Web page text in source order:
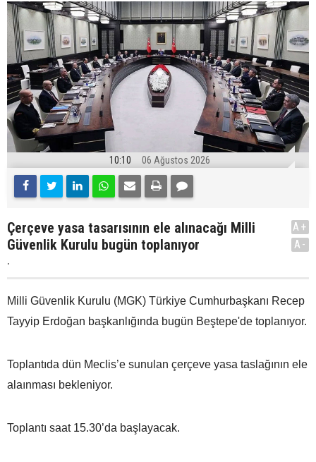
10:10 06 Ağustos 2026
Çerçeve yasa tasarısının ele alınacağı Milli
Güvenlik Kurulu bugün toplanıyor
.
A+
A-
Milli Güvenlik Kurulu (MGK) Türkiye Cumhurbaşkanı Recep
Tayyip Erdoğan başkanlığında bugün Beştepe'de toplanıyor.
Toplantıda dün Meclis’e sunulan çerçeve yasa taslağının ele
alaınması bekleniyor.
Toplantı saat 15.30’da başlayacak.